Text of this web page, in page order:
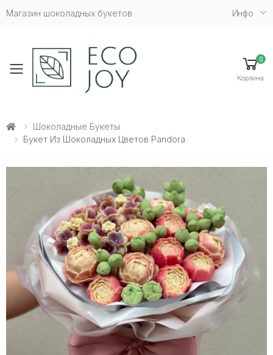
Магазин шоколадных букетов Инфо
Toggle mobile menu
0
Корзина
Шоколадные Букеты
Букет Из Шоколадных Цветов Pandora